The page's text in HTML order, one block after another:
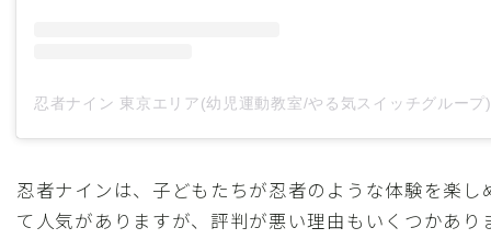
忍者ナインは、子どもたちが忍者のような体験を楽し
て人気がありますが、評判が悪い理由もいくつかあり